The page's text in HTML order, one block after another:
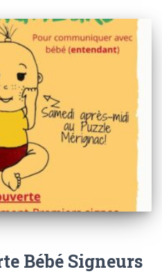
Bébé Signeurs